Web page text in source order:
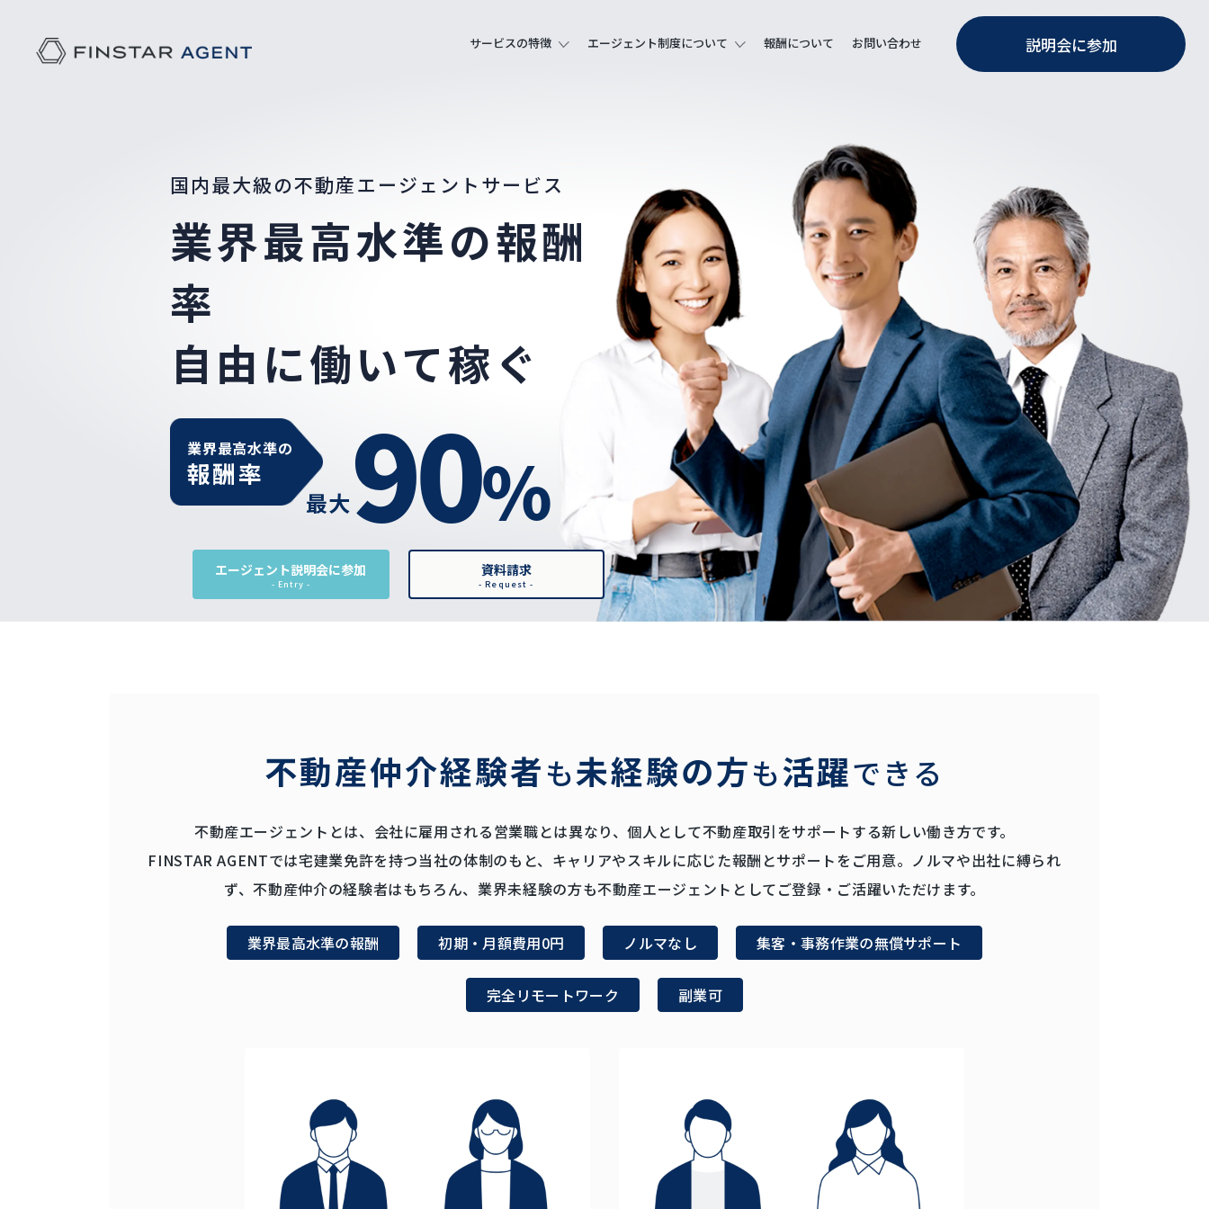
サービスの特徴 エージェント制度について 報酬について お問い合わせ 説明会に参加
国内最大級の不動産エージェントサービス
業界最高水準の報酬
率
自由に働いて稼ぐ
業界最高水準の
報酬率
最大 90%
エージェント説明会に参加
- Entry -
資料請求
- Request -
不動産仲介経験者も未経験の方も活躍できる
不動産エージェントとは、会社に雇用される営業職とは異なり、個人として不動産取引をサポートする新しい働き方です。
FINSTAR AGENTでは宅建業免許を持つ当社の体制のもと、キャリアやスキルに応じた報酬とサポートをご用意。ノルマや出社に縛られ
ず、不動産仲介の経験者はもちろん、業界未経験の方も不動産エージェントとしてご登録・ご活躍いただけます。
業界最高水準の報酬 初期・月額費用0円 ノルマなし 集客・事務作業の無償サポート
完全リモートワーク 副業可